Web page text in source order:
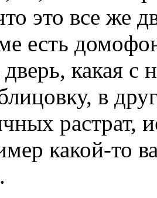
это все же
есть
какая с
в
растрат,
какой-то